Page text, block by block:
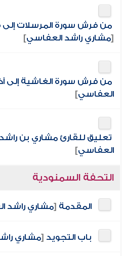
من فرش سورة المرسلات
[مشاري راشد العفاسي]
من فرش سورة الغاشية إلى
العفاسي]
تعليق للقارئ مشاري بن
العفاسي]
التحفة السمنودية
المقدمة [مشاري راشد
باب التجويد [مشاري